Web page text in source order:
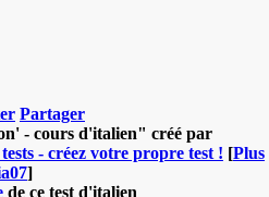
Partager
- cours d'italien" créé par
- créez votre propre test ! [Plus
]
de ce test d'italien